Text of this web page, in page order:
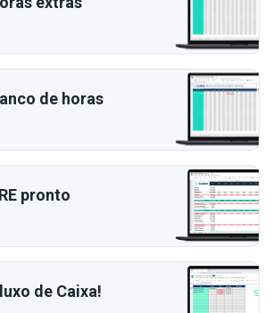
de horas
pronto
de Caixa!